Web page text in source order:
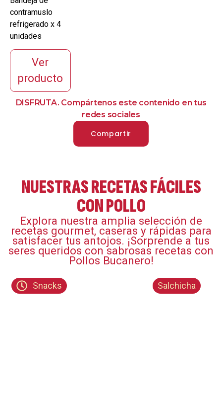
de pollo
campesino
x 4
contramuslo
refrigerado x 4
unidades
Ver
producto
DISFRUTA. Compártenos este contenido en tus
redes sociales
Compartir
NUESTRAS RECETAS FÁCILES
CON POLLO
Explora nuestra amplia selección de
recetas gourmet, caseras y rápidas para
satisfacer tus antojos. ¡Sorprende a tus
seres queridos con sabrosas recetas con
Pollos Bucanero!​
Snacks Salchicha